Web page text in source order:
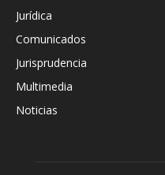
Jurídica
Comunicados
Jurisprudencia
Multimedia
Noticias